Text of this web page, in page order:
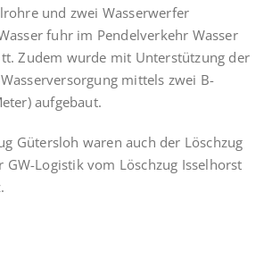
und zwei Wasserwerfer
fuhr im Pendelverkehr Wasser
Zudem wurde mit Unterstützung der
mittels zwei B-
aufgebaut.
Gütersloh waren auch der Löschzug
GW-Logistik vom Löschzug Isselhorst